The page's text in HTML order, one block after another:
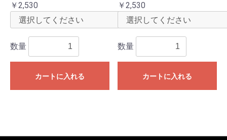
￥2,530
数量
カートに入れる
￥2,530
数量
カートに入れる